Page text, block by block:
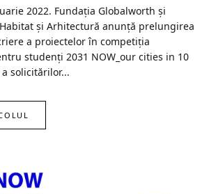
2022. Fundația Globalworth și
și Arhitectură anunță prelungirea
a proiectelor în competiția
studenți 2031 NOW_our cities in 10
solicitărilor...